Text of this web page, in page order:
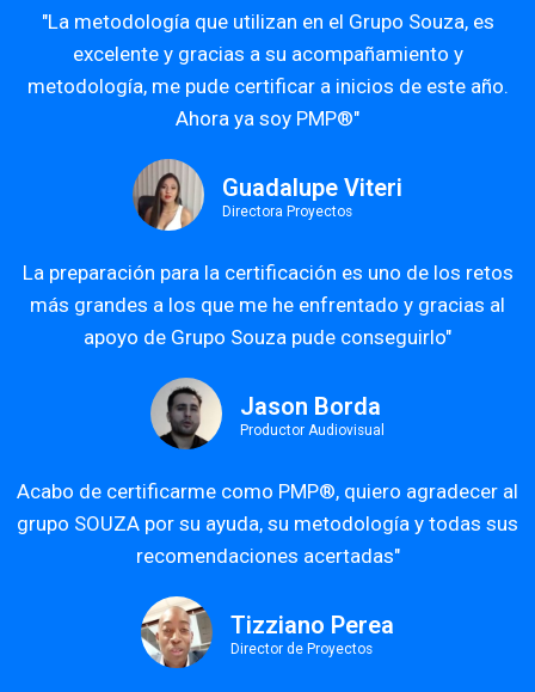
"La metodología que utilizan en el Grupo Souza, es
excelente y gracias a su acompañamiento y
metodología, me pude certificar a inicios de este año.
Ahora ya soy PMP®"
Guadalupe Viteri
Directora Proyectos
La preparación para la certificación es uno de los retos
más grandes a los que me he enfrentado y gracias al
apoyo de Grupo Souza pude conseguirlo"
Jason Borda
Productor Audiovisual
Acabo de certificarme como PMP®, quiero agradecer al
grupo SOUZA por su ayuda, su metodología y todas sus
recomendaciones acertadas"
Tizziano Perea
Director de Proyectos